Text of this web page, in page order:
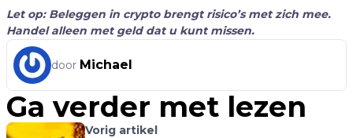
Let op: Beleggen in crypto brengt risico’s met zich mee.
Handel alleen met geld dat u kunt missen.
door Michael
Ga verder met lezen
Vorig artikel